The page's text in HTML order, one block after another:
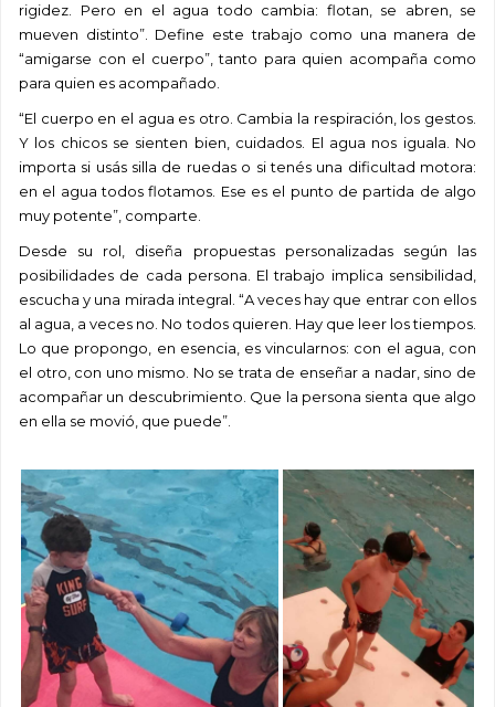
rigidez. Pero en el agua todo cambia: flotan, se abren, se
mueven distinto”. Define este trabajo como una manera de
“amigarse con el cuerpo”, tanto para quien acompaña como
para quien es acompañado.
“El cuerpo en el agua es otro. Cambia la respiración, los gestos.
Y los chicos se sienten bien, cuidados. El agua nos iguala. No
importa si usás silla de ruedas o si tenés una dificultad motora:
en el agua todos flotamos. Ese es el punto de partida de algo
muy potente”, comparte.
Desde su rol, diseña propuestas personalizadas según las
posibilidades de cada persona. El trabajo implica sensibilidad,
escucha y una mirada integral. “A veces hay que entrar con ellos
al agua, a veces no. No todos quieren. Hay que leer los tiempos.
Lo que propongo, en esencia, es vincularnos: con el agua, con
el otro, con uno mismo. No se trata de enseñar a nadar, sino de
acompañar un descubrimiento. Que la persona sienta que algo
en ella se movió, que puede”.